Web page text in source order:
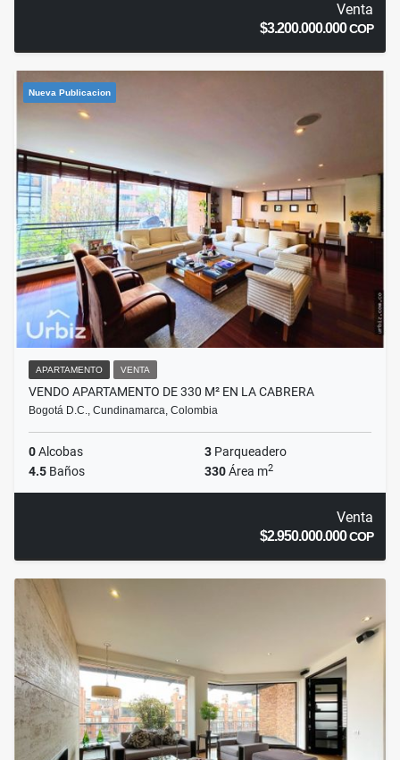
Venta
$3.200.000.000COP
Nueva Publicacion
APARTAMENTO VENTA
VENDO APARTAMENTO DE 330 M² EN LA CABRERA
Bogotá D.C., Cundinamarca, Colombia
0Alcobas 3 Parqueadero
4.5 Baños 330Área m2
Venta
$2.950.000.000COP